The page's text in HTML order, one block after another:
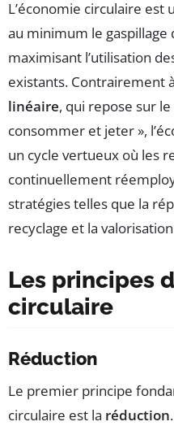
L’économie circulaire est
au minimum le
maximisant l’utilisation
existants. Contrairement
linéaire, qui repose sur
consommer et jeter »,
un cycle vertueux où les
continuellement
stratégies telles que la
recyclage et la
Les principes
circulaire
Réduction
Le premier principe
circulaire est la réduction